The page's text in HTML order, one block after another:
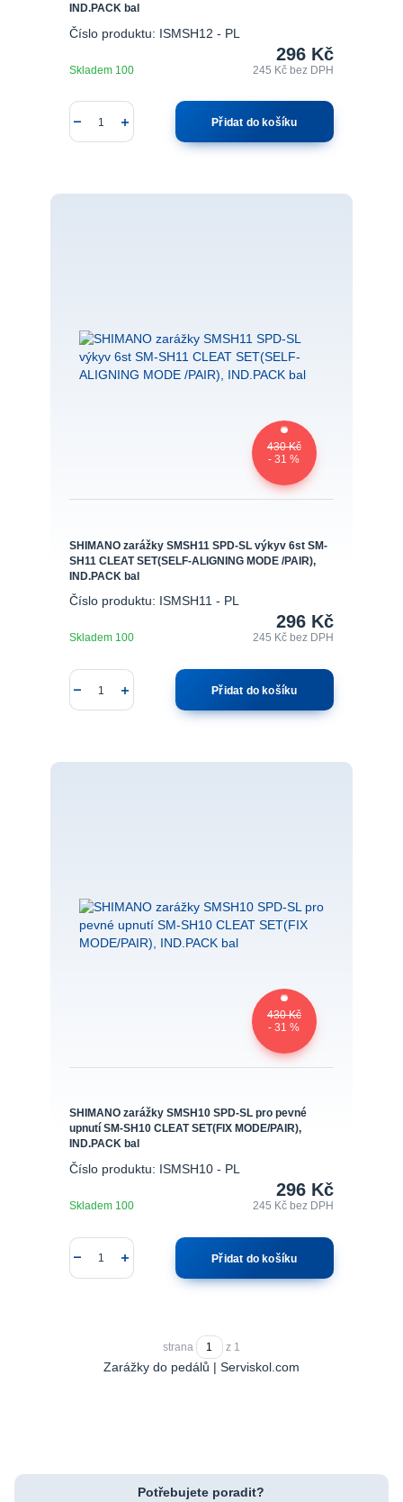
IND.PACK bal
Číslo produktu: ISMSH12 - PL
296 Kč
245 Kčbez DPH
Skladem 100
Přidat do košíku
430 Kč
- 31 %
SHIMANO zarážky SMSH11 SPD-SL výkyv 6st SM-
SH11 CLEAT SET(SELF-ALIGNING MODE /PAIR),
IND.PACK bal
Číslo produktu: ISMSH11 - PL
296 Kč
245 Kč bez DPH
Skladem 100
Přidat do košíku
430 Kč
- 31 %
SHIMANO zarážky SMSH10 SPD-SL pro pevné
upnutí SM-SH10 CLEAT SET(FIX MODE/PAIR),
IND.PACK bal
Číslo produktu: ISMSH10 - PL
296 Kč
245 Kčbez DPH
Skladem 100
Přidat do košíku
strana z 1
Zarážky do pedálů | Serviskol.com
Potřebujete poradit?